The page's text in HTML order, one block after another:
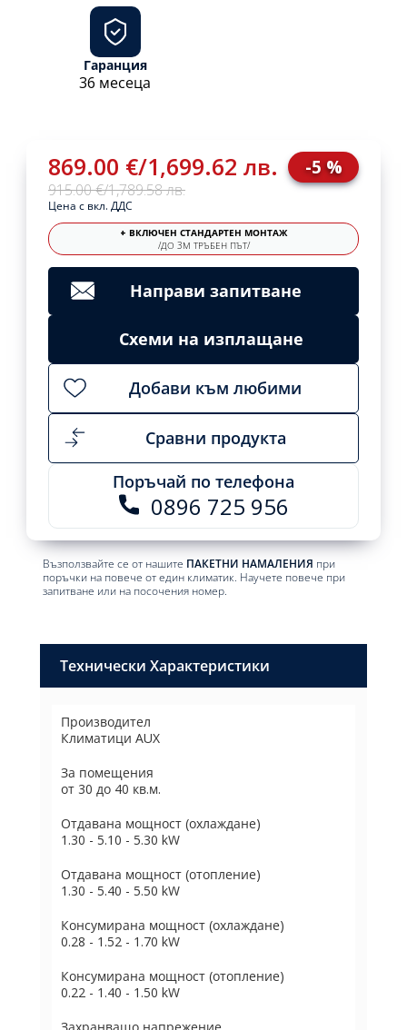
869.00 €/1,699.62 лв.
915.00 €/1,789.58 лв.
-5 %
Цена с вкл. ДДС
+ ВКЛЮЧЕН СТАНДАРТЕН МОНТАЖ
/ДО 3М ТРЪБЕН ПЪТ/
Направи запитване
Схеми на изплащане
Добави към любими
Сравни продукта
Поръчай по телефона
0896 725 956
Възползвайте се от нашите ПАКЕТНИ НАМАЛЕНИЯ при
поръчки на повече от един климатик. Научете повече при
запитване или на посочения номер.
Гаранция
36 месеца
Технически Характеристики
Производител
Климатици AUX
За помещения
от 30 до 40 кв.м.
Отдавана мощност (охлаждане)
1.30 - 5.10 - 5.30 kW
Отдавана мощност (отопление)
1.30 - 5.40 - 5.50 kW
Консумирана мощност (охлаждане)
0.28 - 1.52 - 1.70 kW
Консумирана мощност (отопление)
0.22 - 1.40 - 1.50 kW